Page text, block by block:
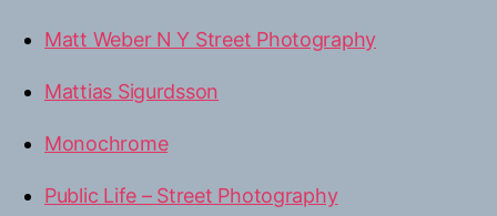
Matt Weber N Y Street Photography
Mattias Sigurdsson
Monochrome
Public Life – Street Photography